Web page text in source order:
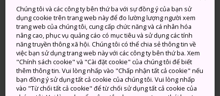
TỪ KHÓA BẢN ĐỒ
Hồ nước có màu sắc sống
động
Tọa lạc tại Thành phố Annaka ở phía tây Gunma, hồ
nước nhân tạo này rất dễ nhận ra bởi cây cầu sắt đỏ
Chúng tôi và các công ty bên thứ ba với sự đồng ý của bạn sử
dụng cookie trên trang web này để đo lường lượng người xem
trang web của chúng tôi, cung cấp chức năng và cá nhân hóa
nâng cao, phục vụ quảng cáo có mục tiêu và sử dụng các tính
năng truyền thông xã hội. Chúng tôi có thể chia sẻ thông tin về
việc bạn sử dụng trang web này với các công ty bên thứ ba. Xem
"Chính sách cookie" và "Cài đặt cookie" của chúng tôi để biết
thêm thông tin. Vui lòng nhấp vào "Chấp nhận tất cả cookie" nếu
bạn đồng ý sử dụng tất cả cookie của chúng tôi. Vui lòng nhấp
vào "Từ chối tất cả cookie" để từ chối sử dụng tất cả cookie của